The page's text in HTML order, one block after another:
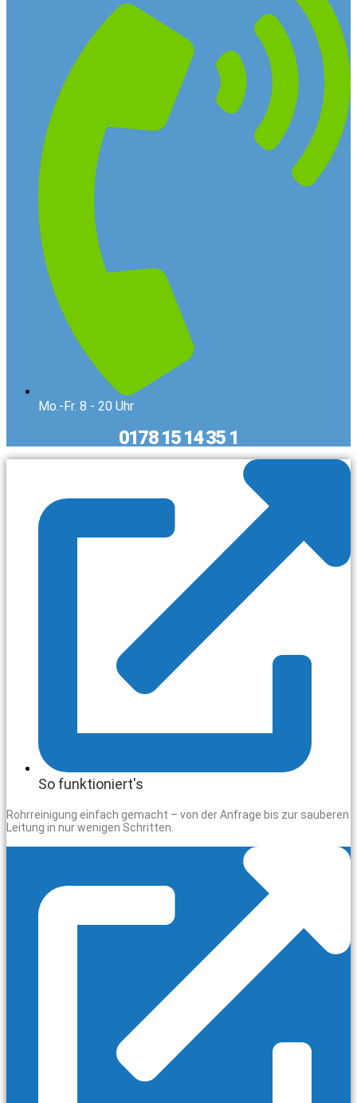
Mo.-Fr. 8 - 20 Uhr
0178 15 14 35 1
So funktioniert's
Rohrreinigung einfach gemacht – von der Anfrage bis zur sauberen
Leitung in nur wenigen Schritten.